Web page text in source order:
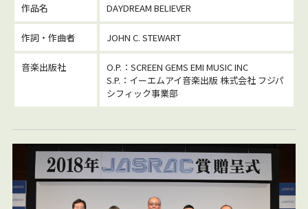
作品名 DAYDREAM BELIEVER
作詞・作曲者 JOHN C. STEWART
音楽出版社
O.P.：SCREEN GEMS EMI MUSIC INC
S.P.：イーエムアイ音楽出版 株式会社 フジパ
シフィック事業部